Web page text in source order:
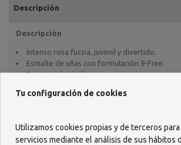
Descripción
Descripción
Intenso rosa fucsia, juvenil y divertido.
Esmalte de uñas con formulación 9-Free.
Espectacular brillo.
máxima cobertura.
de la uña.
Tu configuración de cookies
Utilizamos cookies propias y de terceros
servicios mediante el análisis de sus hábitos